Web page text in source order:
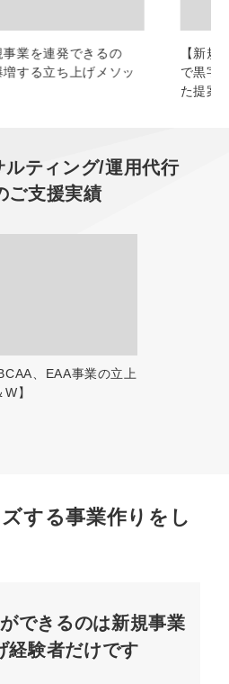
業を連発できるの
する立ち上げメソッ
【新規
で黒字
た提案
ルティング/運用代行
ご支援実績
、EAA事業の立上
】
する事業作りをし
できるのは新規事業
経験者だけです